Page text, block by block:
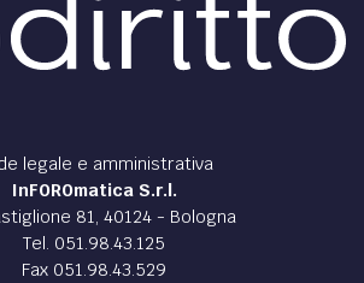
legale e amministrativa
InFOROmatica S.r.l.
81, 40124 - Bologna
Tel. 051.98.43.125
Fax 051.98.43.529